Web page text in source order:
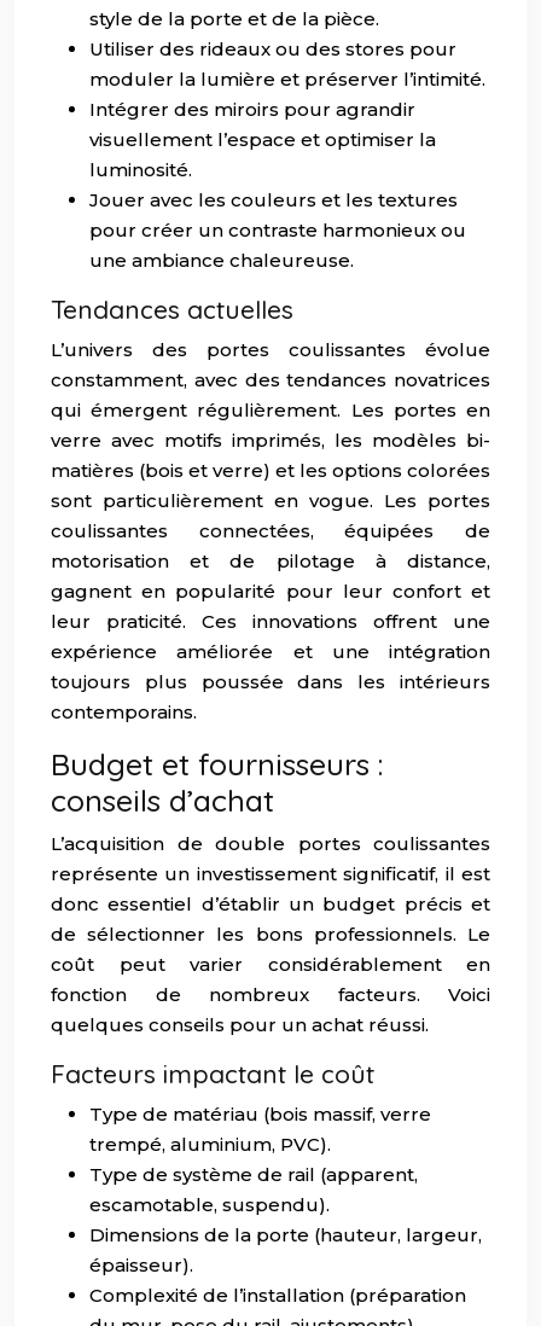
style de la porte et de la pièce.
Utiliser des rideaux ou des stores pour
moduler la lumière et préserver l’intimité.
Intégrer des miroirs pour agrandir
visuellement l’espace et optimiser la
luminosité.
Jouer avec les couleurs et les textures
pour créer un contraste harmonieux ou
une ambiance chaleureuse.
Tendances actuelles
L’univers des portes coulissantes évolue
constamment, avec des tendances novatrices
qui émergent régulièrement. Les portes en
verre avec motifs imprimés, les modèles bi-
matières (bois et verre) et les options colorées
sont particulièrement en vogue. Les portes
coulissantes connectées, équipées de
motorisation et de pilotage à distance,
gagnent en popularité pour leur confort et
leur praticité. Ces innovations offrent une
expérience améliorée et une intégration
toujours plus poussée dans les intérieurs
contemporains.
Budget et fournisseurs :
conseils d’achat
L’acquisition de double portes coulissantes
représente un investissement significatif, il est
donc essentiel d’établir un budget précis et
de sélectionner les bons professionnels. Le
coût peut varier considérablement en
fonction de nombreux facteurs. Voici
quelques conseils pour un achat réussi.
Facteurs impactant le coût
Type de matériau (bois massif, verre
trempé, aluminium, PVC).
Type de système de rail (apparent,
escamotable, suspendu).
Dimensions de la porte (hauteur, largeur,
épaisseur).
Complexité de l’installation (préparation